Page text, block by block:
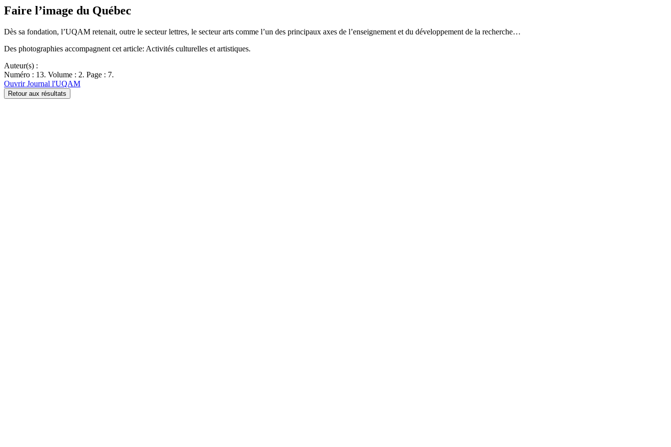
Faire l’image du Québec
Dès sa fondation, l’UQAM retenait, outre le secteur lettres, le secteur arts comme l’un des principaux axes de l’enseignement et du développement de la recherche…
Des photographies accompagnent cet article: Activités culturelles et artistiques.
Auteur(s) :
Numéro : 13. Volume : 2. Page : 7.
Ouvrir Journal l'UQAM
Retour aux résultats